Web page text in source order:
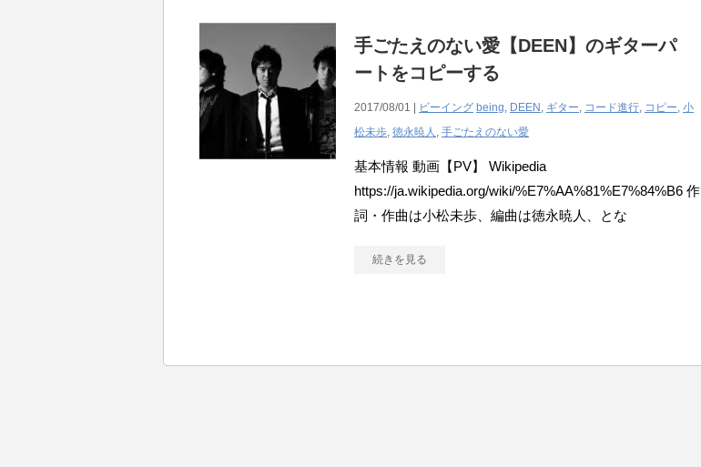
手ごたえのない愛【DEEN】のギターパ
ートをコピーする
2017/08/01 | ビーイング being, DEEN , ギター, コード進行, コピー, 小
松未歩, 徳永暁人 , 手ごたえのない愛
基本情報 動画【PV】 Wikipedia
https://ja.wikipedia.org/wiki/%E7%AA%81%E7%84%B6 作
詞・作曲は小松未歩、編曲は徳永暁人、とな
続きを見る